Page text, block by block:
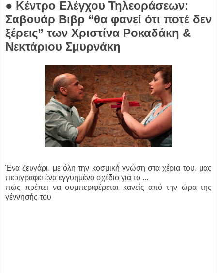
● Κέντρο Ελέγχου Τηλεοράσεων:
Σαβουάρ Βιβρ “θα φανεί ότι ποτέ δεν
ξέρεις” των Χριστίνα Ροκαδάκη &
Νεκτάριου Σμυρνάκη
Ένα ζευγάρι, με όλη την κοσμική γνώση στα χέρια του, μας
περιγράφει ένα εγγυημένο σχέδιο για το ...
πώς πρέπει να συμπεριφέρεται κανείς από την ώρα της
γέννησής του